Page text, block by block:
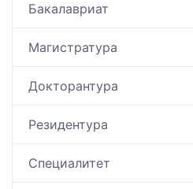
Бакалавриат
Магистратура
Докторантура
Резидентура
Специалитет